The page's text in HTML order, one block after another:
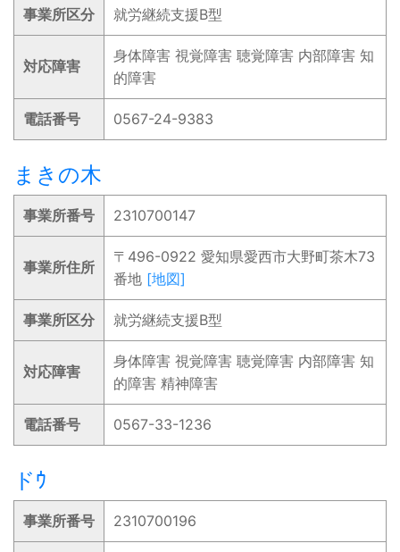
事業所区分 就労継続支援B型
対応障害
身体障害 視覚障害 聴覚障害 内部障害 知
的障害
電話番号 0567-24-9383
まきの木
事業所番号 2310700147
事業所住所
〒496-0922 愛知県愛西市大野町茶木73
番地 [地図]
事業所区分 就労継続支援B型
対応障害
身体障害 視覚障害 聴覚障害 内部障害 知
的障害 精神障害
電話番号 0567-33-1236
ドｳ
事業所番号 2310700196